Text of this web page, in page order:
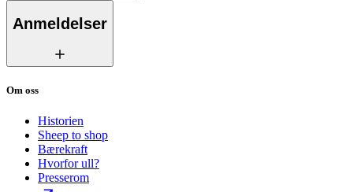
Anmeldelser
Om oss
Historien
Sheep to shop
Bærekraft
Hvorfor ull?
Presserom